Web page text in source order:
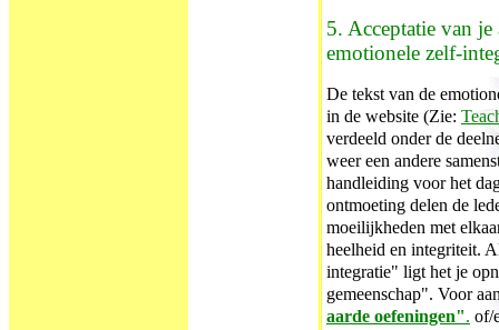
5. Acceptatie van
emotionele zelf-
De tekst van de
in de website (Zie:
verdeeld onder de
weer een andere
handleiding voor het
ontmoeting delen de
moeilijkheden met
heelheid en integriteit.
integratie" ligt het je
gemeenschap". Voor
aarde oefeningen". of/